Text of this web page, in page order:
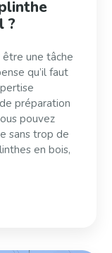
?
une tâche
qu’il faut
préparation
pouvez
sans trop de
en bois,